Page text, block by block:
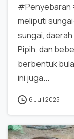
#Penyebaran
meliputi
sungai,
Pipih, dan
berbentuk
ini juga...
6 Juli 2025